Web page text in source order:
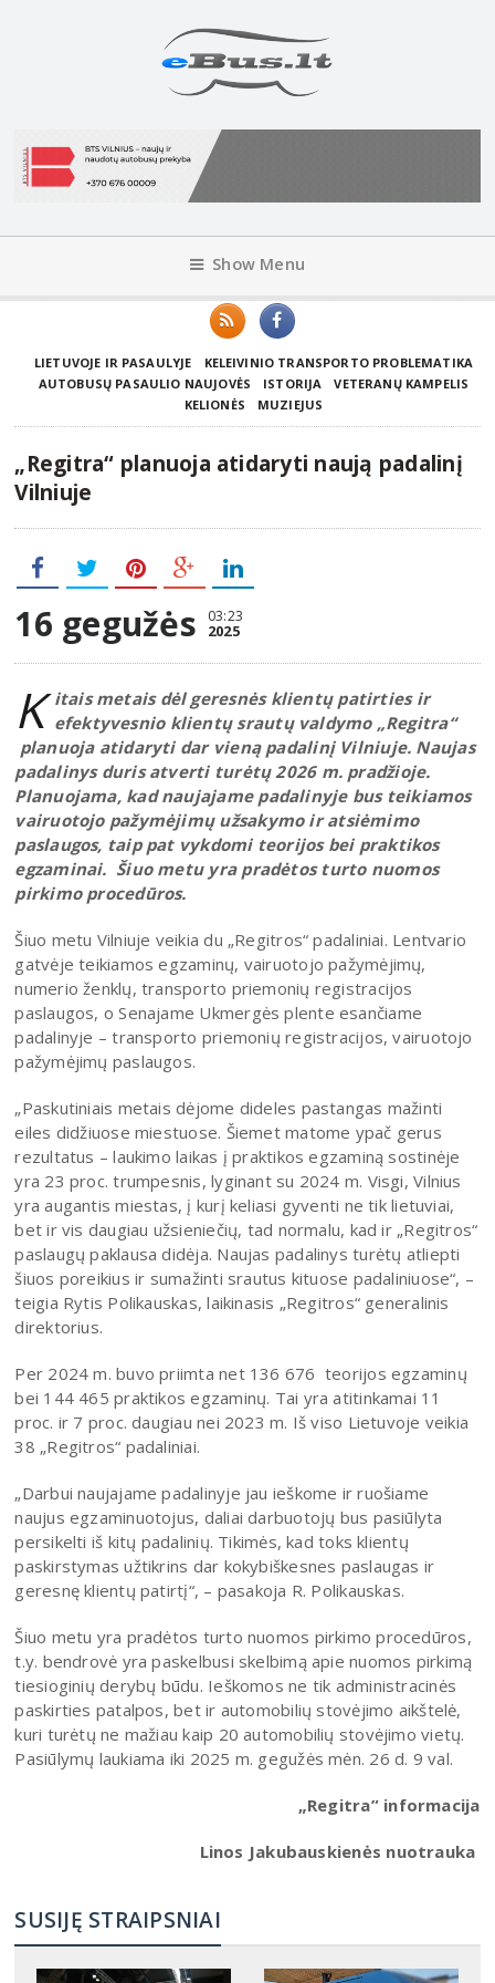
Show Menu
LIETUVOJE IR PASAULYJE
KELEIVINIO TRANSPORTO PROBLEMATIKA
AUTOBUSŲ PASAULIO NAUJOVĖS
ISTORIJA
VETERANŲ KAMPELIS
KELIONĖS
MUZIEJUS
„Regitra“ planuoja atidaryti naują padalinį
Vilniuje
16 gegužės 03:23
2025
K itais metais dėl geresnės klientų patirties ir
efektyvesnio klientų srautų valdymo „Regitra“
planuoja atidaryti dar vieną padalinį Vilniuje. Naujas
padalinys duris atverti turėtų 2026 m. pradžioje.
Planuojama, kad naujajame padalinyje bus teikiamos
vairuotojo pažymėjimų užsakymo ir atsiėmimo
paslaugos, taip pat vykdomi teorijos bei praktikos
egzaminai. Šiuo metu yra pradėtos turto nuomos
pirkimo procedūros.
Šiuo metu Vilniuje veikia du „Regitros“ padaliniai. Lentvario
gatvėje teikiamos egzaminų, vairuotojo pažymėjimų,
numerio ženklų, transporto priemonių registracijos
paslaugos, o Senajame Ukmergės plente esančiame
padalinyje – transporto priemonių registracijos, vairuotojo
pažymėjimų paslaugos.
„Paskutiniais metais dėjome dideles pastangas mažinti
eiles didžiuose miestuose. Šiemet matome ypač gerus
rezultatus – laukimo laikas į praktikos egzaminą sostinėje
yra 23 proc. trumpesnis, lyginant su 2024 m. Visgi, Vilnius
yra augantis miestas, į kurį keliasi gyventi ne tik lietuviai,
bet ir vis daugiau užsieniečių, tad normalu, kad ir „Regitros“
paslaugų paklausa didėja. Naujas padalinys turėtų atliepti
šiuos poreikius ir sumažinti srautus kituose padaliniuose“, –
teigia Rytis Polikauskas, laikinasis „Regitros“ generalinis
direktorius.
Per 2024 m. buvo priimta net 136 676 teorijos egzaminų
bei 144 465 praktikos egzaminų. Tai yra atitinkamai 11
proc. ir 7 proc. daugiau nei 2023 m. Iš viso Lietuvoje veikia
38 „Regitros“ padaliniai.
„Darbui naujajame padalinyje jau ieškome ir ruošiame
naujus egzaminuotojus, daliai darbuotojų bus pasiūlyta
persikelti iš kitų padalinių. Tikimės, kad toks klientų
paskirstymas užtikrins dar kokybiškesnes paslaugas ir
geresnę klientų patirtį“, – pasakoja R. Polikauskas.
Šiuo metu yra pradėtos turto nuomos pirkimo procedūros,
t.y. bendrovė yra paskelbusi skelbimą apie nuomos pirkimą
tiesioginių derybų būdu. Ieškomos ne tik administracinės
paskirties patalpos, bet ir automobilių stovėjimo aikštelė,
kuri turėtų ne mažiau kaip 20 automobilių stovėjimo vietų.
Pasiūlymų laukiama iki 2025 m. gegužės mėn. 26 d. 9 val.
„Regitra” informacija
Linos Jakubauskienės nuotrauka
SUSIJĘ STRAIPSNIAI